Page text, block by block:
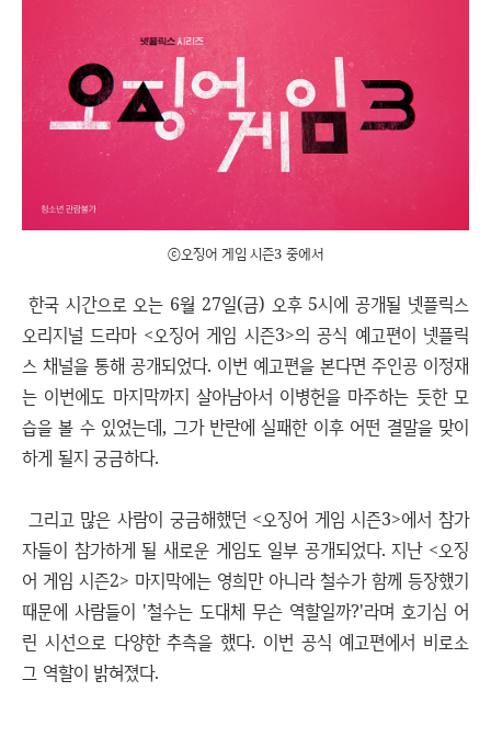
ⓒ오징어 게임 시즌3 중에서
한국 시간으로 오는 6월 27일(금) 오후 5시에 공개될 넷플릭스
오리지널 드라마 <오징어 게임 시즌3>의 공식 예고편이 넷플릭
스 채널을 통해 공개되었다. 이번 예고편을 본다면 주인공 이정재
는 이번에도 마지막까지 살아남아서 이병헌을 마주하는 듯한 모
습을 볼 수 있었는데, 그가 반란에 실패한 이후 어떤 결말을 맞이
하게 될지 궁금하다.
그리고 많은 사람이 궁금해했던 <오징어 게임 시즌3>에서 참가
자들이 참가하게 될 새로운 게임도 일부 공개되었다. 지난 <오징
어 게임 시즌2> 마지막에는 영희만 아니라 철수가 함께 등장했기
때문에 사람들이 '철수는 도대체 무슨 역할일까?'라며 호기심 어
린 시선으로 다양한 추측을 했다. 이번 공식 예고편에서 비로소
그 역할이 밝혀졌다.